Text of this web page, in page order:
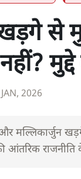
से
2026
और मल्लिकार्जुन
आंतरिक